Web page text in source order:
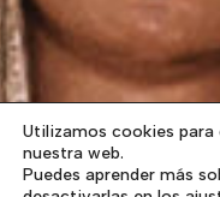
Utilizamos cookies
nuestra web.
Puedes aprender más